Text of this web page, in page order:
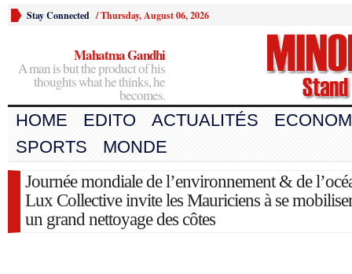
Stay Connected /Thursday, August 06, 2026
Mahatma Gandhi
A man is but the product of his
thoughts what he thinks, he
becomes.
HOME EDITO ACTUALITÉS
SPORTS
MONDE
Journée mondiale de l’environnement & de
Lux Collective invite les Mauriciens à se
un grand nettoyage des côtes